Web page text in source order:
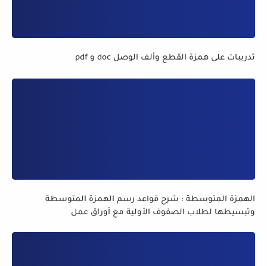
تدريبات على همزة القطع وألف الوصل doc و pdf
الهمزة المتوسطة : شرح قواعد رسم الهمزة المتوسطة
وتبسيطها لطلاب الصفوف الأولية مع أوراق عمل